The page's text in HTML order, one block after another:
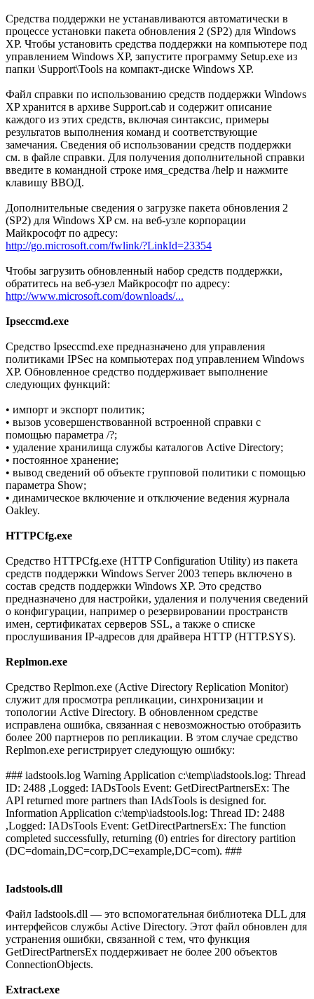
Средства поддержки не устанавливаются автоматически в
процессе установки пакета обновления 2 (SP2) для Windows
XP. Чтобы установить средства поддержки на компьютере под
управлением Windows XP, запустите программу Setup.exe из
папки \Support\Tools на компакт-диске Windows XP.
Файл справки по использованию средств поддержки Windows
XP хранится в архиве Support.cab и содержит описание
каждого из этих средств, включая синтаксис, примеры
результатов выполнения команд и соответствующие
замечания. Сведения об использовании средств поддержки
см. в файле справки. Для получения дополнительной справки
введите в командной строке имя_средства /help и нажмите
клавишу ВВОД.
Дополнительные сведения о загрузке пакета обновления 2
(SP2) для Windows XP см. на веб-узле корпорации
Майкрософт по адресу:
http://go.microsoft.com/fwlink/?LinkId=23354
Чтобы загрузить обновленный набор средств поддержки,
обратитесь на веб-узел Майкрософт по адресу:
http://www.microsoft.com/downloads/...
Ipseccmd.exe
Средство Ipseccmd.exe предназначено для управления
политиками IPSec на компьютерах под управлением Windows
XP. Обновленное средство поддерживает выполнение
следующих функций:
• импорт и экспорт политик;
• вызов усовершенствованной встроенной справки с
помощью параметра /?;
• удаление хранилища службы каталогов Active Directory;
• постоянное хранение;
• вывод сведений об объекте групповой политики с помощью
параметра Show;
• динамическое включение и отключение ведения журнала
Oakley.
HTTPCfg.exe
Средство HTTPCfg.exe (HTTP Configuration Utility) из пакета
средств поддержки Windows Server 2003 теперь включено в
состав средств поддержки Windows XP. Это средство
предназначено для настройки, удаления и получения сведений
о конфигурации, например о резервировании пространств
имен, сертификатах серверов SSL, а также о списке
прослушивания IP-адресов для драйвера НТТР (HTTP.SYS).
Replmon.exe
Средство Replmon.exe (Active Directory Replication Monitor)
служит для просмотра репликации, синхронизации и
топологии Active Directory. В обновленном средстве
исправлена ошибка, связанная с невозможностью отобразить
более 200 партнеров по репликации. В этом случае средство
Replmon.exe регистрирует следующую ошибку:
### iadstools.log Warning Application c:\temp\iadstools.log: Thread
ID: 2488 ,Logged: IADsTools Event: GetDirectPartnersEx: The
API returned more partners than IAdsTools is designed for.
Information Application c:\temp\iadstools.log: Thread ID: 2488
,Logged: IADsTools Event: GetDirectPartnersEx: The function
completed successfully, returning (0) entries for directory partition
(DC=domain,DC=corp,DC=example,DC=com). ###
Iadstools.dll
Файл Iadstools.dll — это вспомогательная библиотека DLL для
интерфейсов службы Active Directory. Этот файл обновлен для
устранения ошибки, связанной с тем, что функция
GetDirectPartnersEx поддерживает не более 200 объектов
ConnectionObjects.
Extract.exe